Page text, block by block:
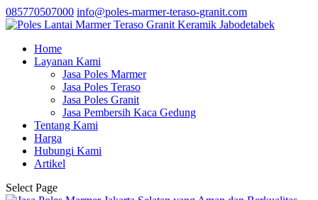
085770507000 info@poles-marmer-teraso-granit.com
Home
Layanan Kami
Jasa Poles Marmer
Jasa Poles Teraso
Jasa Poles Granit
Jasa Pembersih Kaca Gedung
Tentang Kami
Harga
Hubungi Kami
Artikel
Select Page